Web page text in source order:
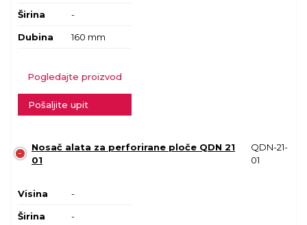
Širina -
Dubina 160 mm
Pogledajte proizvod
Pošaljite upit
Nosač alata za perforirane ploče QDN 21
01
QDN-21-
01
Visina -
Širina -